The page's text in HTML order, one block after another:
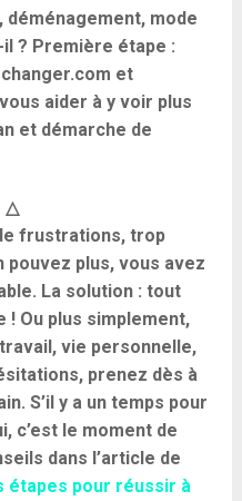
mode
? Première étape :
et
aider à y voir plus
et démarche de
△
frustrations, trop
pouvez plus, vous avez
La solution : tout
Ou plus simplement,
vie personnelle,
prenez dès à
S’il y a un temps pour
c’est le moment de
dans l’article de
étapes pour réussir à